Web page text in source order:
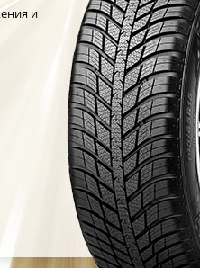
185/
и